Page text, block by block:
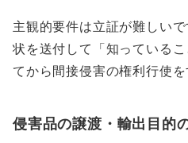
主観的要件は立証が難しい
状を送付して「知っている
てから間接侵害の権利行使を
侵害品の譲渡・輸出目的